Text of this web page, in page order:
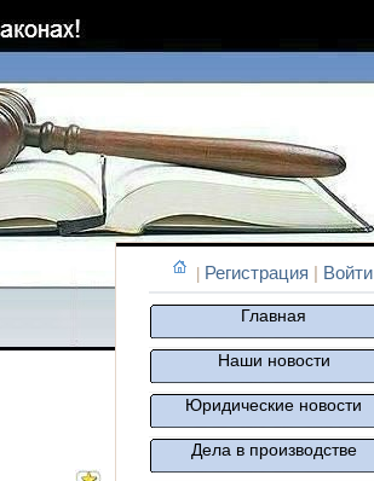
Регистрация Войти
Главная
Наши новости
Юридические новости
Дела в производстве